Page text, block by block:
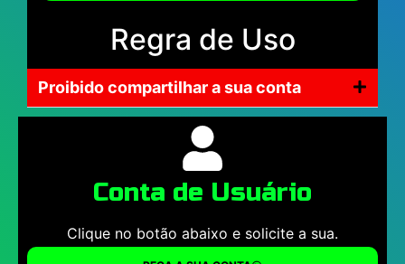
Regra de Uso
Proibido compartilhar a sua conta
Conta de Usuário
Clique no botão abaixo e solicite a sua.